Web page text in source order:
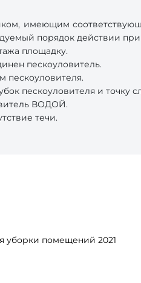
имеющим
порядок действии
площадку.
пескоуловитель.
пескоуловителя.
пескоуловителя и точку
ВОДОЙ.
течи.
уборки помещений 2021